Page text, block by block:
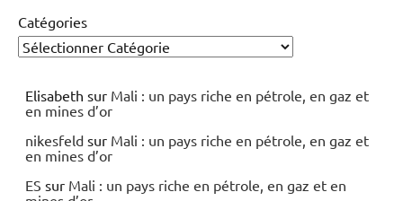
Catégories
Elisabeth sur Mali : un pays riche en pétrole, en gaz et
en mines d’or
nikesfeld sur Mali : un pays riche en pétrole, en gaz et
en mines d’or
ES sur Mali : un pays riche en pétrole, en gaz et en